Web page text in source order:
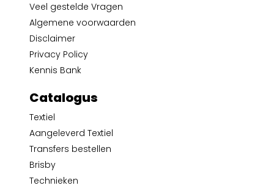
Veel gestelde Vragen
Algemene voorwaarden
Disclaimer
Privacy Policy
Kennis Bank
Catalogus
Textiel
Aangeleverd Textiel
Transfers bestellen
Brisby
Technieken